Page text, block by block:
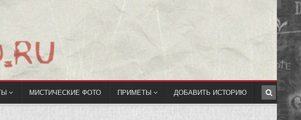
МИСТИЧЕСКИЕ ФОТО ПРИМЕТЫ ДОБАВИТЬ ИСТОРИЮ